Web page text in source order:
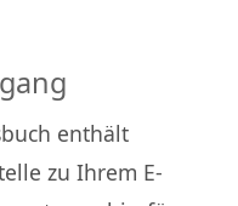
enthält
zu Ihrem E-